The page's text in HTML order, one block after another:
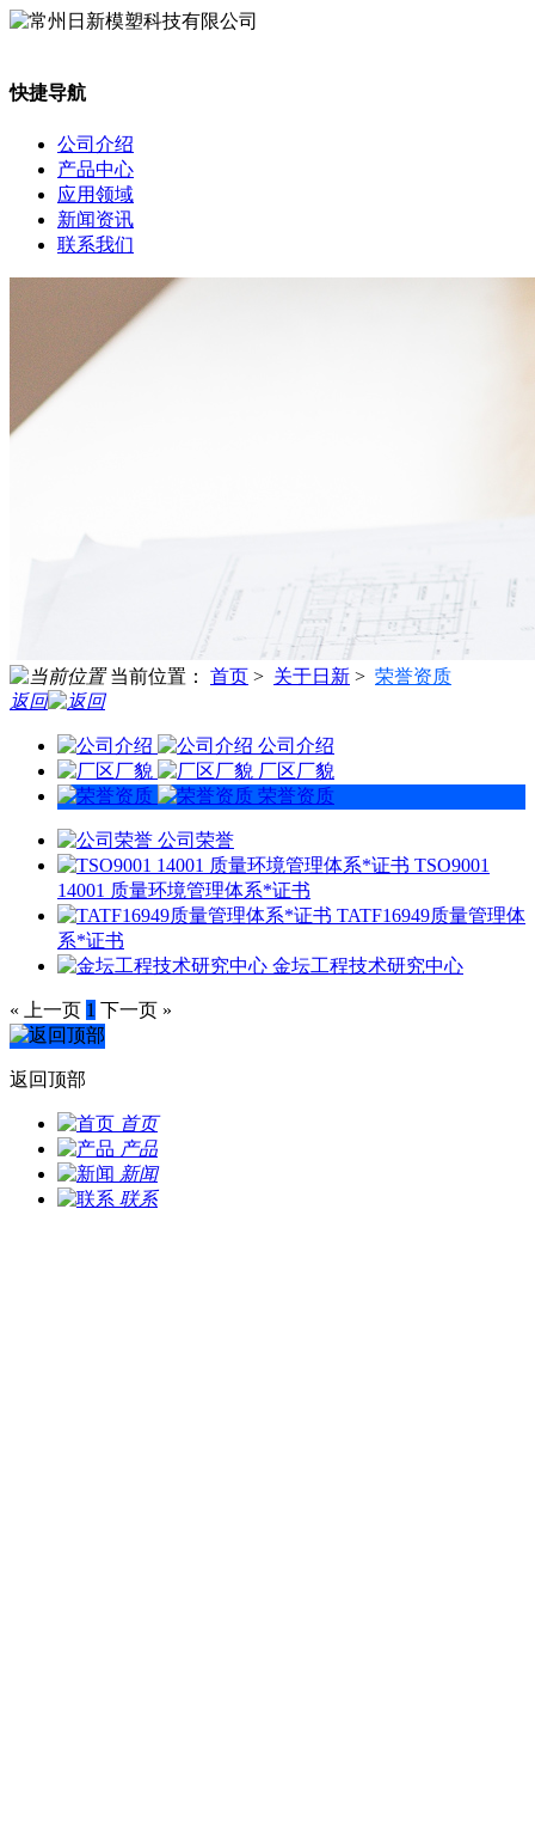
快捷导航
公司介绍
产品中心
应用领域
新闻资讯
联系我们
当前位置： 首页 > 关于日新 > 荣誉资质
返回
公司介绍
厂区厂貌
荣誉资质
公司荣誉
TSO9001
14001 质量环境管理体系*证书
TATF16949质量管理体
系*证书
金坛工程技术研究中心
« 上一页 1 下一页 »
返回顶部
首页
产品
新闻
联系